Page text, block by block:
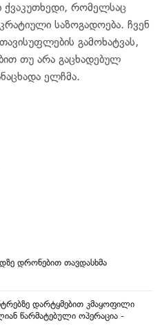
ქვაკუთხედი, რომელსაც
საზოგადოება. ჩვენ
გამოხატვას,
თუ არა გაცხადებულ
ელჩმა.
დრონებით თავდასხმა
დარტყმებით კმაყოფილი
წარმატებული ოპერაცია -